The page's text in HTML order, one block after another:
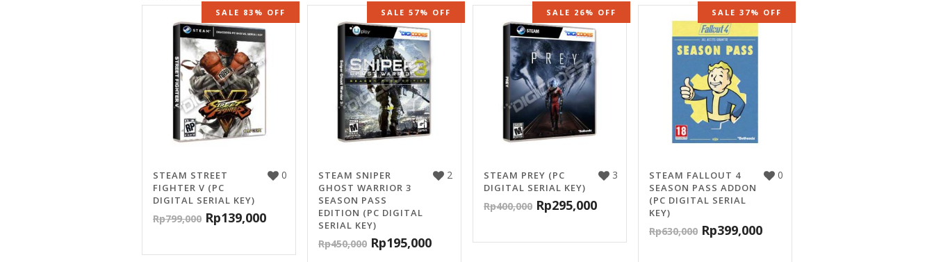
SALE 83% OFF
0
STEAM STREET
FIGHTER V (PC
DIGITAL SERIAL KEY)
Rp799,000 Rp139,000
SALE 57% OFF
2
STEAM SNIPER
GHOST WARRIOR 3
SEASON PASS
EDITION (PC DIGITAL
SERIAL KEY)
Rp450,000 Rp195,000
SALE 26% OFF
3
STEAM PREY (PC
DIGITAL SERIAL KEY)
Rp400,000 Rp295,000
SALE 37% OFF
0
STEAM FALLOUT 4
SEASON PASS ADDON
(PC DIGITAL SERIAL
KEY)
Rp630,000 Rp399,000